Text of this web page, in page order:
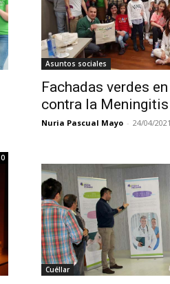
0
Asuntos sociales
Fachadas verdes
contra la Meningitis
Nuria Pascual Mayo - 24/04/2021
Cuéllar